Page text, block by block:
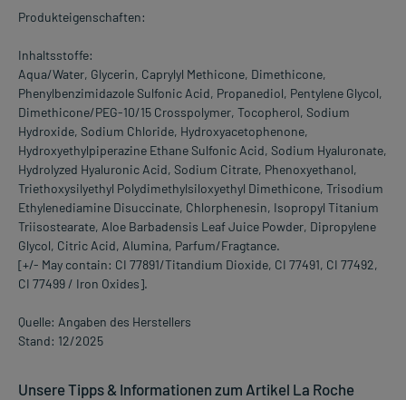
Produkteigenschaften:
Inhaltsstoffe:
Aqua/Water, Glycerin, Caprylyl Methicone, Dimethicone,
Phenylbenzimidazole Sulfonic Acid, Propanediol, Pentylene Glycol,
Dimethicone/PEG-10/15 Crosspolymer, Tocopherol, Sodium
Hydroxide, Sodium Chloride, Hydroxyacetophenone,
Hydroxyethylpiperazine Ethane Sulfonic Acid, Sodium Hyaluronate,
Hydrolyzed Hyaluronic Acid, Sodium Citrate, Phenoxyethanol,
Triethoxysilyethyl Polydimethylsiloxyethyl Dimethicone, Trisodium
Ethylenediamine Disuccinate, Chlorphenesin, Isopropyl Titanium
Triisostearate, Aloe Barbadensis Leaf Juice Powder, Dipropylene
Glycol, Citric Acid, Alumina, Parfum/Fragtance.
[+/- May contain: CI 77891/Titandium Dioxide, CI 77491, CI 77492,
CI 77499 / Iron Oxides].
Quelle: Angaben des Herstellers
Stand: 12/2025
Unsere Tipps & Informationen zum Artikel La Roche